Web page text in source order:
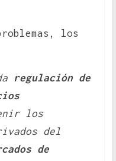
los
regulación de
los
del
de